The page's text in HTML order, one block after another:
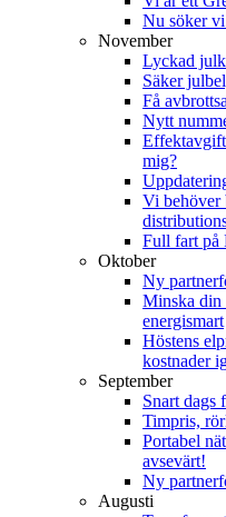
Nu söker
November
Lyckad
Säker
Få
Nytt
mig?
Vi behöver
Full fart på
Oktober
Ny
Minska din
energismart
Höstens
kostnader
September
Snart dags
Timpris,
Portabel
avsevärt!
Ny
Augusti